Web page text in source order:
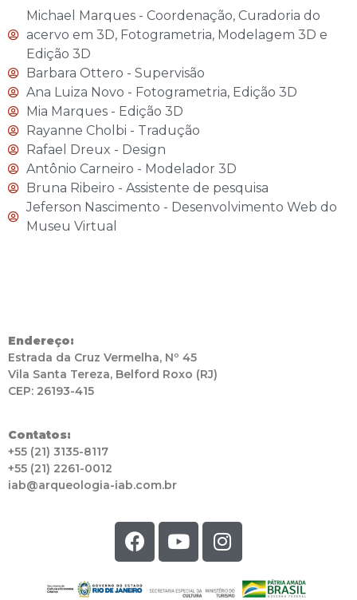
Michael Marques - Coordenação, Curadoria do
acervo em 3D, Fotogrametria, Modelagem 3D e
Edição 3D
Barbara Ottero - Supervisão
Ana Luiza Novo - Fotogrametria, Edição 3D
Mia Marques - Edição 3D
Rayanne Cholbi - Tradução
Rafael Dreux - Design
Antônio Carneiro - Modelador 3D
Bruna Ribeiro - Assistente de pesquisa
Jeferson Nascimento - Desenvolvimento Web do
Museu Virtual
Endereço:
Estrada da Cruz Vermelha, Nº 45
Vila Santa Tereza, Belford Roxo (RJ)
CEP: 26193-415
Contatos:
+55 (21) 3135-8117
+55 (21) 2261-0012
iab@arqueologia-iab.com.br